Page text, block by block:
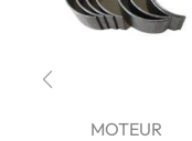
MOTEUR